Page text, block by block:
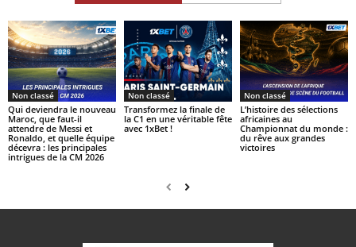
Non classé
Qui deviendra le nouveau
Maroc, que faut-il
attendre de Messi et
Ronaldo, et quelle équipe
décevra : les principales
intrigues de la CM 2026
Non classé
Transformez la finale de
la C1 en une véritable fête
avec 1xBet !
Non classé
L’histoire des sélections
africaines au
Championnat du monde :
du rêve aux grandes
victoires